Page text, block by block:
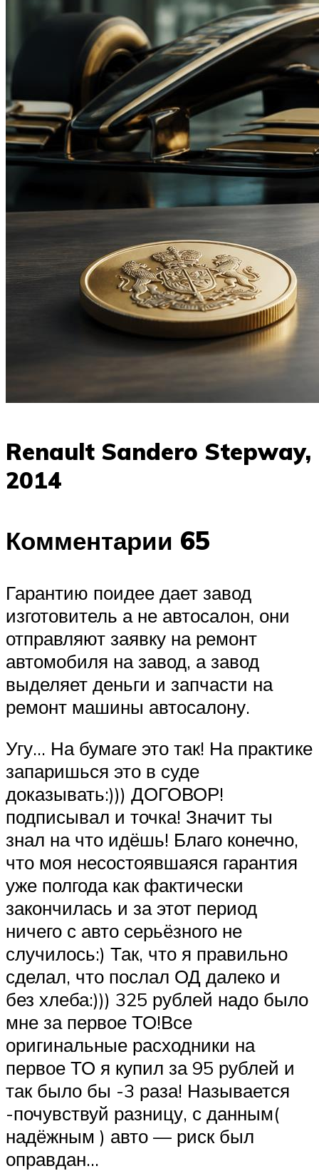
Renault Sandero Stepway,
2014
Комментарии 65
Гарантию поидее дает завод
изготовитель а не автосалон, они
отправляют заявку на ремонт
автомобиля на завод, а завод
выделяет деньги и запчасти на
ремонт машины автосалону.
Угу… На бумаге это так! На практике
запаришься это в суде
доказывать:))) ДОГОВОР!
подписывал и точка! Значит ты
знал на что идёшь! Благо конечно,
что моя несостоявшаяся гарантия
уже полгода как фактически
закончилась и за этот период
ничего с авто серьёзного не
случилось:) Так, что я правильно
сделал, что послал ОД далеко и
без хлеба:))) 325 рублей надо было
мне за первое ТО!Все
оригинальные расходники на
первое ТО я купил за 95 рублей и
так было бы -3 раза! Называется
-почувствуй разницу, с данным(
надёжным ) авто — риск был
оправдан…